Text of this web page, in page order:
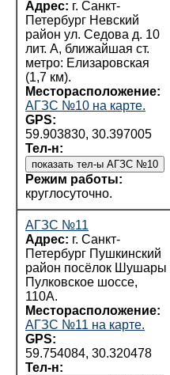
Адрес: г. Санкт-
Петербург Невский
район ул. Седова д. 10
лит. А, ближайшая ст.
метро: Елизаровская
(1,7 км).
Месторасположение:
АГЗС №10 на карте.
GPS:
59.903830, 30.397005
Тел-н:
Режим работы:
круглосуточно.
АГЗС №11
Адрес: г. Санкт-
Петербург Пушкинский
район посёлок Шушары
Пулковское шоссе,
110А.
Месторасположение:
АГЗС №11 на карте.
GPS:
59.754084, 30.320478
Тел-н: